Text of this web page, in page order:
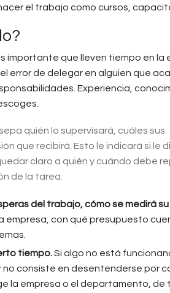
el trabajo como cursos,
importante que lleven tiempo en la
error de delegar en alguien que
Experiencia,
quién lo supervisará, cuáles sus
que recibirá. Esto le indicará si le
claro a quién y cuándo debe
de la tarea.
del trabajo, cómo se medirá
con qué presupuesto
tiempo.Si algo no está
consiste en desentenderse por
la empresa o el departamento, de